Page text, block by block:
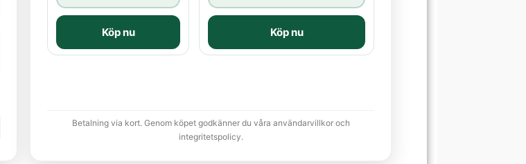
Köp nu Köp nu
Betalning via kort. Genom köpet godkänner du våra användarvillkor och
integritetspolicy.